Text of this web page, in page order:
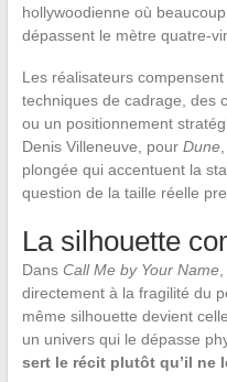
hollywoodienne où
dépassent le mètre quatre-
Les réalisateurs
techniques de cadrage, des
ou un positionnement
Denis Villeneuve, pour Dune
plongée qui accentuent la
question de la taille réelle
La silhouette
Dans Call Me by Your Name,
directement à la fragilité du
même silhouette devient
un univers qui le dépasse
sert le récit plutôt qu’il ne